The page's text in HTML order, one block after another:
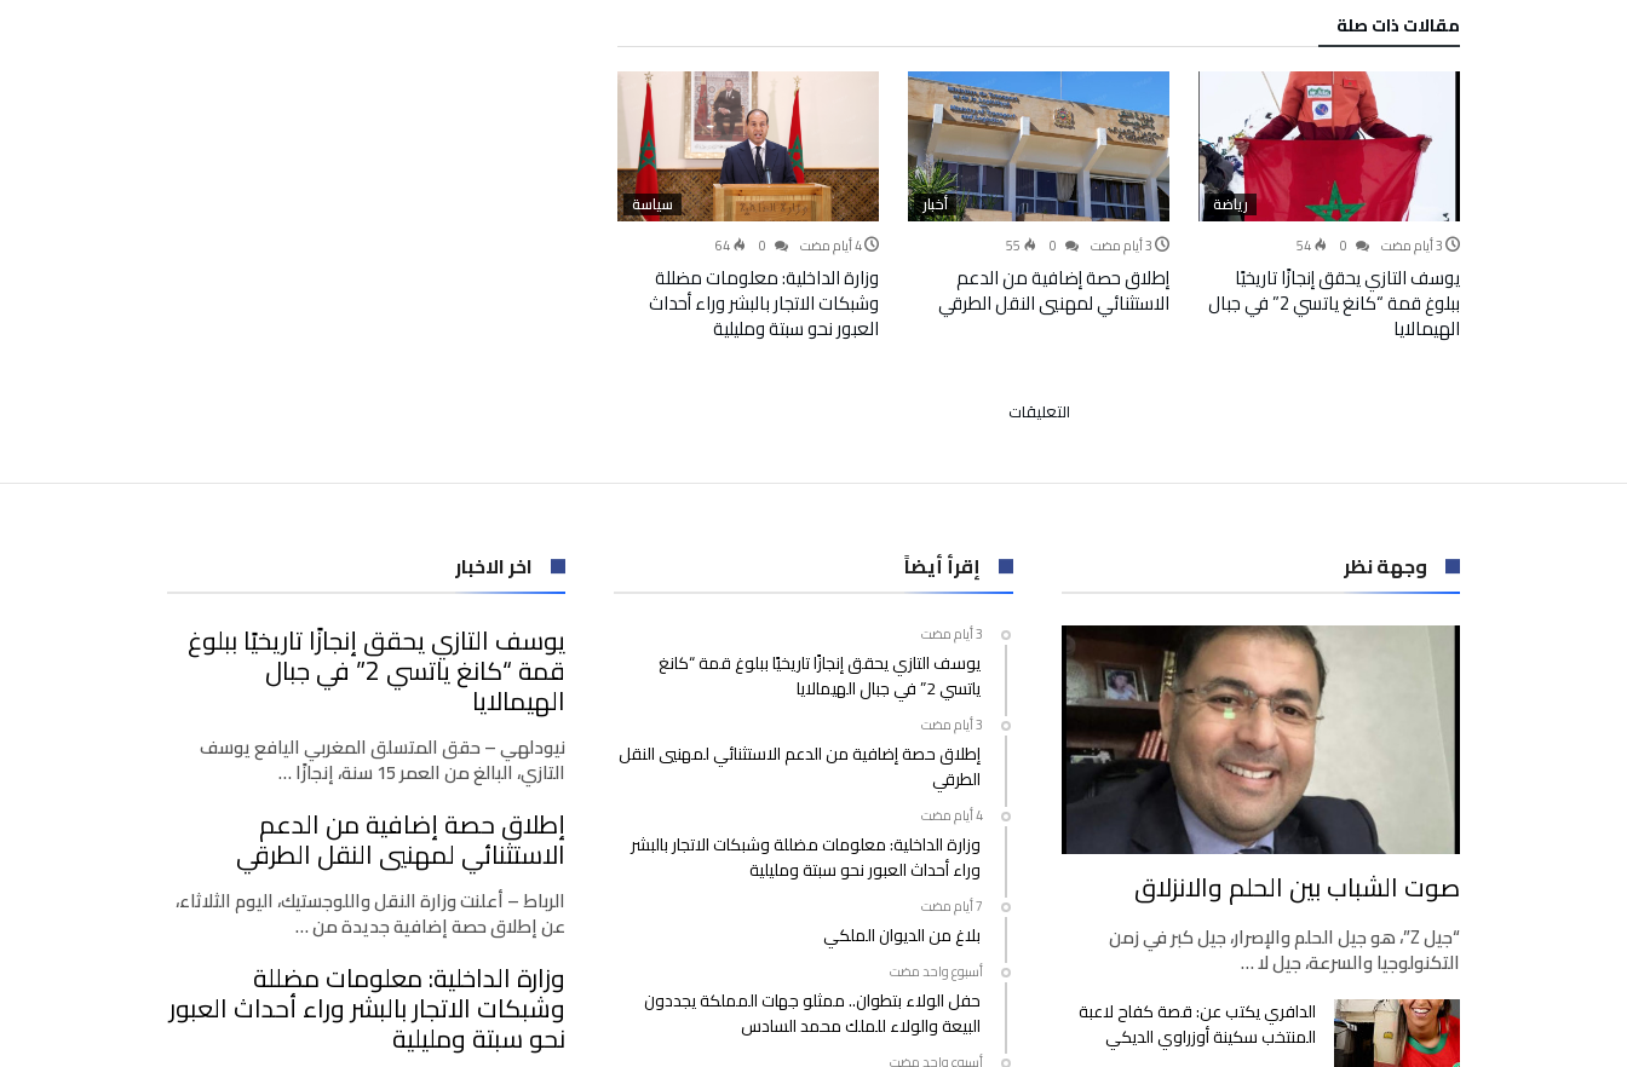
‫مقالات ذات صلة‬
رياضة
54
يوسف التازي يحقق إنجازًا تاريخيًا
ببلوغ قمة “كانغ ياتسي 2” في جبال
الهيمالايا
أخبار
55
إطلاق حصة إضافية من الدعم
الاستثنائي لمهنيي النقل الطرقي
سياسة
64
وزارة الداخلية: معلومات مضللة
وشبكات الاتجار بالبشر وراء أحداث
العبور نحو سبتة ومليلية
التعليقات
المحسوبين
توقيف
27
بينهم
سبعة
قاصرين
مغلقة
وجهة نظر
صوت الشباب بين الحلم والانزلاق
“جيل Z”، هو جيل الحلم والإصرار، جيل كبر في زمن
التكنولوجيا والسرعة، جيل لا …
الدافري يكتب عن: قصة كفاح لاعبة
المنتخب سكينة أوزراوي الديكي
إقرأ أيضاً
يوسف التازي يحقق إنجازًا تاريخيًا ببلوغ قمة “كانغ
ياتسي 2” في جبال الهيمالايا
إطلاق حصة إضافية من الدعم الاستثنائي لمهنيي النقل
الطرقي
‫‫‫‏‫4 أيام مضت‬
وزارة الداخلية: معلومات مضللة وشبكات الاتجار بالبشر
وراء أحداث العبور نحو سبتة ومليلية
بلاغ من الديوان الملكي
‫‫‫‏‫أسبوع واحد مضت‬
حفل الولاء بتطوان.. ممثلو جهات المملكة يجددون
البيعة والولاء للملك محمد السادس
اخر الاخبار
يوسف التازي يحقق إنجازًا تاريخيًا ببلوغ
قمة “كانغ ياتسي 2” في جبال
الهيمالايا
نيودلهي – حقق المتسلق المغربي اليافع يوسف
التازي، البالغ من العمر 15 سنة، إنجازًا …
إطلاق حصة إضافية من الدعم
الاستثنائي لمهنيي النقل الطرقي
الرباط – أعلنت وزارة النقل واللوجستيك، اليوم الثلاثاء،
عن إطلاق حصة إضافية جديدة من …
وزارة الداخلية: معلومات مضللة
وشبكات الاتجار بالبشر وراء أحداث العبور
نحو سبتة ومليلية